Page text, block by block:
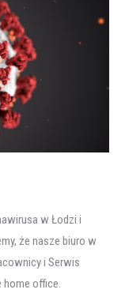
w Łodzi i
że nasze biuro w
i Serwis
home office.